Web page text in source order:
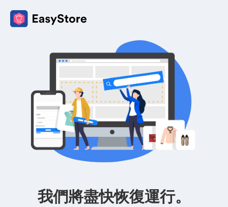
我們將盡快恢復運行。